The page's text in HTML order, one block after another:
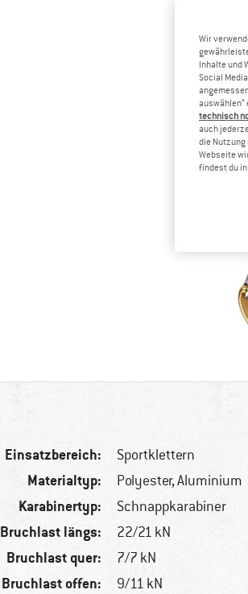
Einsatzbereich: Sportklettern
Materialtyp: Polyester, Aluminium
Karabinertyp: Schnappkarabiner
Bruchlast längs: 22/21 kN
Bruchlast quer: 7/7 kN
Bruchlast offen: 9/11 kN
Wir
Inhalte und
Social
technisch
auch
die Nutzung
Webseite
findest du